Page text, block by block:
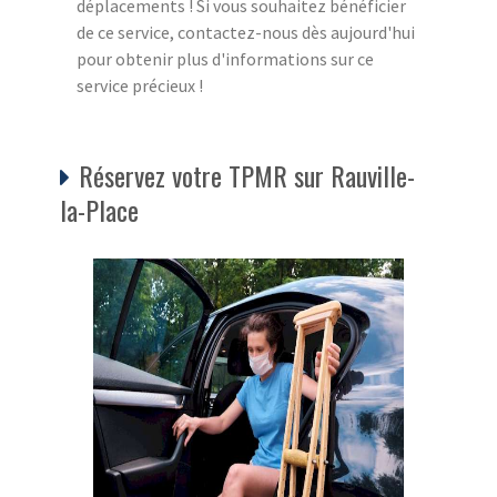
déplacements ! Si vous souhaitez bénéficier
de ce service, contactez-nous dès aujourd'hui
pour obtenir plus d'informations sur ce
service précieux !
Réservez votre TPMR sur Rauville-
la-Place